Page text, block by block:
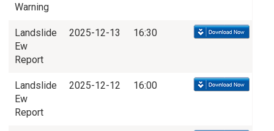
Warning
Landslide
Ew
Report
2025-12-13 16:30
Landslide
Ew
Report
2025-12-12 16:00